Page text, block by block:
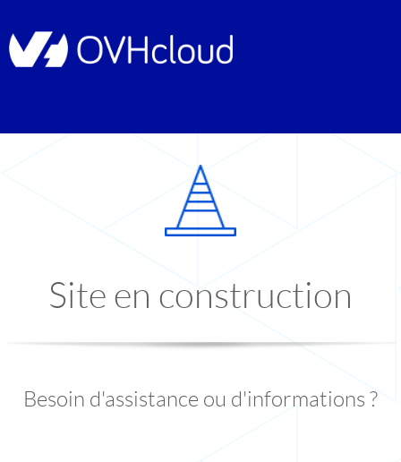
Site en construction
Besoin d'assistance ou d'informations ?